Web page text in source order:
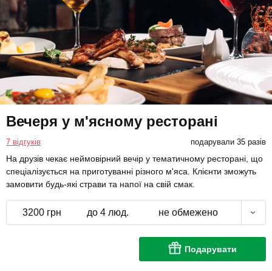
Вечеря у м'ясному ресторані
7 відгуків подарували 35 разів
На друзів чекає неймовірний вечір у тематичному ресторані, що
спеціалізується на приготуванні різного м'яса. Клієнти зможуть
замовити будь-які страви та напої на свій смак.
3200 грн до 4 люд. не обмежено
Подарувати